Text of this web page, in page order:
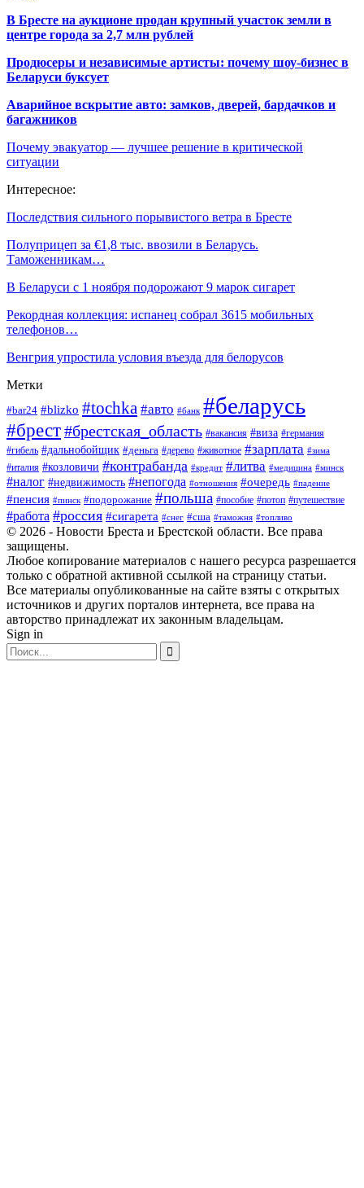
В Бресте на аукционе продан крупный участок земли в
центре города за 2,7 млн рублей
Продюсеры и независимые артисты: почему шоу-бизнес в
Беларуси буксует
Аварийное вскрытие авто: замков, дверей, бардачков и
багажников
Почему эвакуатор — лучшее решение в критической
ситуации
Интересное:
Последствия сильного порывистого ветра в Бресте
Полуприцеп за €1,8 тыс. ввозили в Беларусь.
Таможенникам…
В Беларуси с 1 ноября подорожают 9 марок сигарет
Рекордная коллекция: испанец собрал 3615 мобильных
телефонов…
Венгрия упростила условия въезда для белорусов
Метки
#bar24 #blizko #tochka #авто #банк #беларусь
#брест#брестская_область #вакансия #виза #германия
#гибель #дальнобойщик #деньга #дерево #животное #зарплата #зима
#италия #козловичи #контрабанда #кредит #литва #медицина #минск
#налог #недвижимость #непогода #отношения #очередь #падение
#пенсия #пинск #подорожание #польша #пособие #потоп #путешествие
#работа #россия #сигарета #снег #сша #таможня #топливо
© 2026 - Новости Бреста и Брестской области. Все права
защищены.
Любое копирование материалов с нашего ресурса разрешается
только с обратной активной ссылкой на страницу статьи.
Все материалы опубликованные на сайте взяты с открытых
источников и других порталов интернета, все права на
авторство принадлежат их законным владельцам.
Sign in